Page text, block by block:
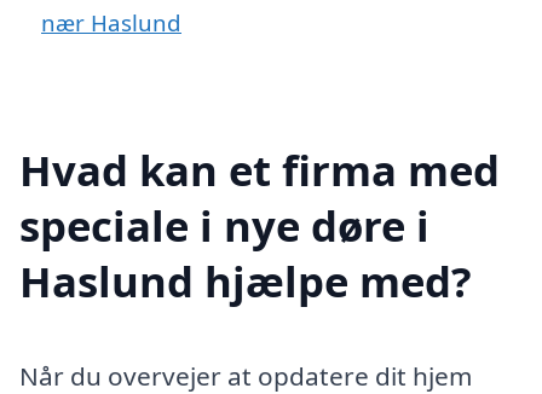
nær Haslund
Hvad kan et firma med
speciale i nye døre i
Haslund hjælpe med?
Når du overvejer at opdatere dit hjem